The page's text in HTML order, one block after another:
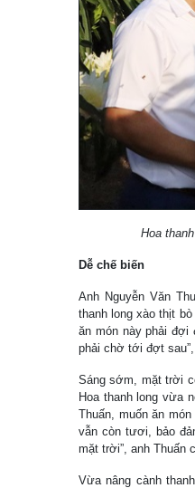
Hoa
Dễ chế biến
Anh Nguyễn Văn
thanh long xào thịt
ăn món này phải đợi
phải chờ tới đợt
Sáng sớm, mặt trời
Hoa thanh long vừa
Thuấn, muốn ăn
vẫn còn tươi, bảo
mặt trời”, anh Thuấn
Vừa nâng cành